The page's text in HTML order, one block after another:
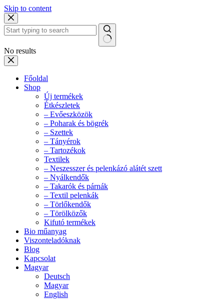
Skip to content
No results
Főoldal
Shop
Új termékek
Étkészletek
– Evőeszközök
– Poharak és bögrék
– Szettek
– Tányérok
– Tartozékok
Textilek
– Neszesszer és pelenkázó alátét szett
– Nyálkendők
– Takarók és párnák
– Textil pelenkák
– Törlőkendők
– Törölközők
Kifutó termékek
Bio műanyag
Viszonteladóknak
Blog
Kapcsolat
Magyar
Deutsch
Magyar
English